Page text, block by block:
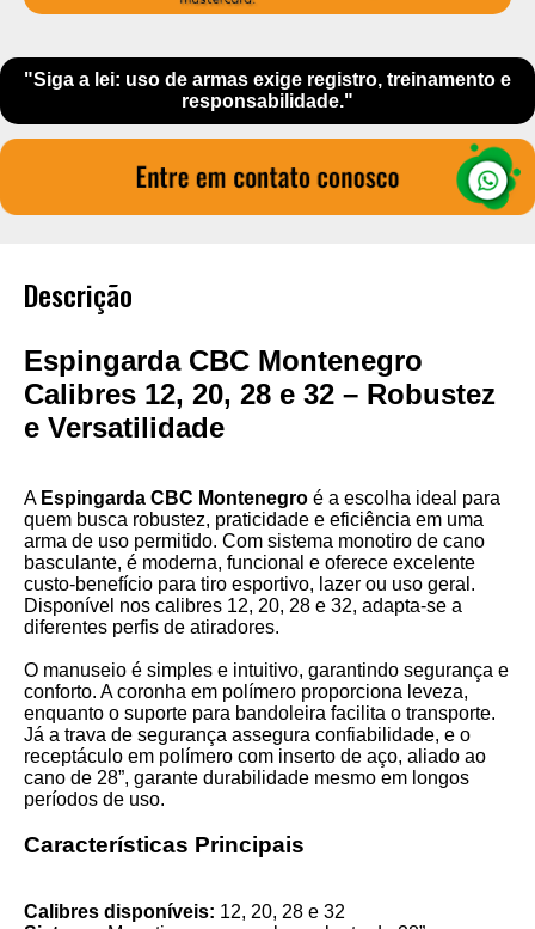
"Siga a lei: uso de armas exige registro, treinamento e
responsabilidade."
Descrição
Espingarda CBC Montenegro
Calibres 12, 20, 28 e 32 – Robustez
e Versatilidade
A Espingarda CBC Montenegro é a escolha ideal para
quem busca robustez, praticidade e eficiência em uma
arma de uso permitido. Com sistema monotiro de cano
basculante, é moderna, funcional e oferece excelente
custo-benefício para tiro esportivo, lazer ou uso geral.
Disponível nos calibres 12, 20, 28 e 32, adapta-se a
diferentes perfis de atiradores.
O manuseio é simples e intuitivo, garantindo segurança e
conforto. A coronha em polímero proporciona leveza,
enquanto o suporte para bandoleira facilita o transporte.
Já a trava de segurança assegura confiabilidade, e o
receptáculo em polímero com inserto de aço, aliado ao
cano de 28”, garante durabilidade mesmo em longos
períodos de uso.
Características Principais
Calibres disponíveis: 12, 20, 28 e 32